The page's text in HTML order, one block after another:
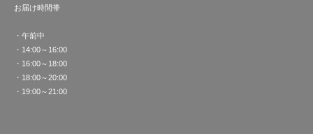
お届け時間帯
・午前中
・14:00～16:00
・16:00～18:00
・18:00～20:00
・19:00～21:00